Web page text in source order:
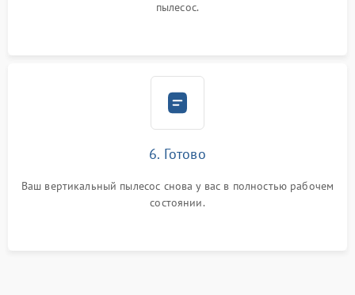
пылесос.
6. Готово
Ваш вертикальный пылесос снова у вас в полностью рабочем
состоянии.